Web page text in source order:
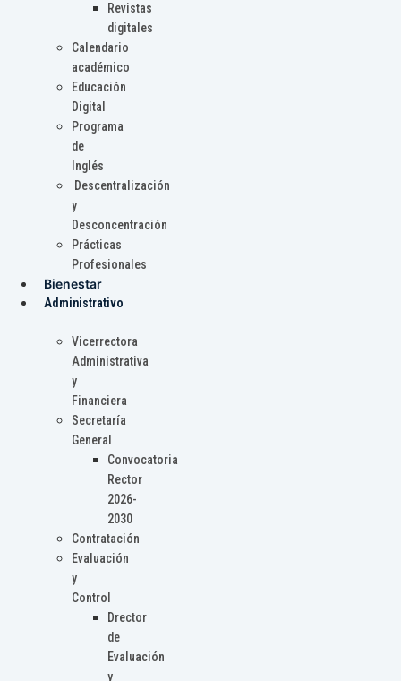
Revistas
digitales
Calendario
académico
Educación
Digital
Programa
de
Inglés
Descentralización
y
Desconcentración
Prácticas
Profesionales
Bienestar
Administrativo
Vicerrectora
Administrativa
y
Financiera
Secretaría
General
Convocatoria
Rector
2026-
2030
Contratación
Evaluación
y
Control
Drector
de
Evaluación
y